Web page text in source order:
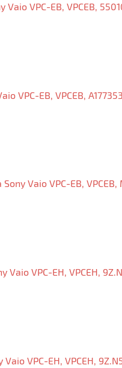
Vaio VPC-EB, VPCEB,
VPC-EB, VPCEB,
Sony Vaio VPC-EB,
Vaio VPC-EH, VPCEH,
VPC-EH, VPCEH,